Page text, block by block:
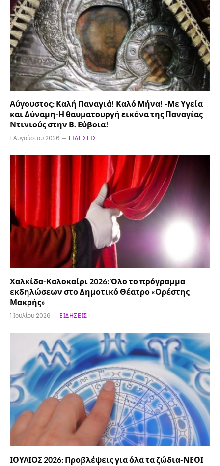
Αύγουστος: Καλή Παναγιά! Καλό Μήνα! -Με Υγεία
και Δύναμη-Η θαυματουργή εικόνα της Παναγίας
Ντινιούς στην Β. Εύβοια!
1 Αυγούστου 2026 ΕΙΔΉΣΕΙΣ
Χαλκίδα-Καλοκαίρι 2026: Όλο το πρόγραμμα
εκδηλώσεων στο Δημοτικό Θέατρο «Ορέστης
Μακρής»
1 Ιουλίου 2026 ΕΙΔΉΣΕΙΣ
ΙΟΥΛΙΟΣ 2026: Προβλέψεις για όλα τα ζώδια-ΝΕΟΙ